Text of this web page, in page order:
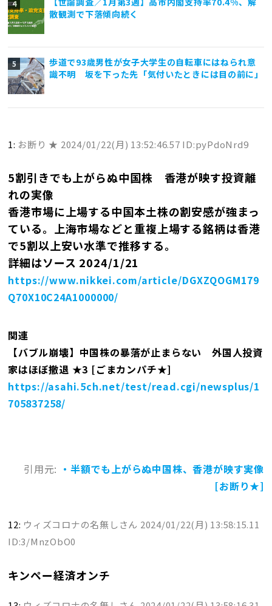
散観測で下落傾向続く
歩道で93歳男性が女子大学生の自転車にはねられ意
識不明 坂を下った先「気付いたときには目の前に」
1: お断り ★ 2024/01/22(月) 13:52:46.57 ID:pyPdoNrd9
5割引きでも上がらぬ中国株 香港が映す投資離
れの実像
香港市場に上場する中国本土株の割安感が強まっ
ている。上海市場などと重複上場する銘柄は香港
で5割以上安い水準で推移する。
詳細はソース 2024/1/21
https://www.nikkei.com/article/DGXZQOGM179
Q70X10C24A1000000/
関連
【バブル崩壊】中国株の暴落が止まらない 外国人投資
家はほぼ撤退 ★3 [ごまカンパチ★]
https://asahi.5ch.net/test/read.cgi/newsplus/1
705837258/
引用元: ・半額でも上がらぬ中国株、香港が映す実像
[お断り★]
12: ウィズコロナの名無しさん 2024/01/22(月) 13:58:15.11
ID:3/MnzObO0
キンペー経済オンチ